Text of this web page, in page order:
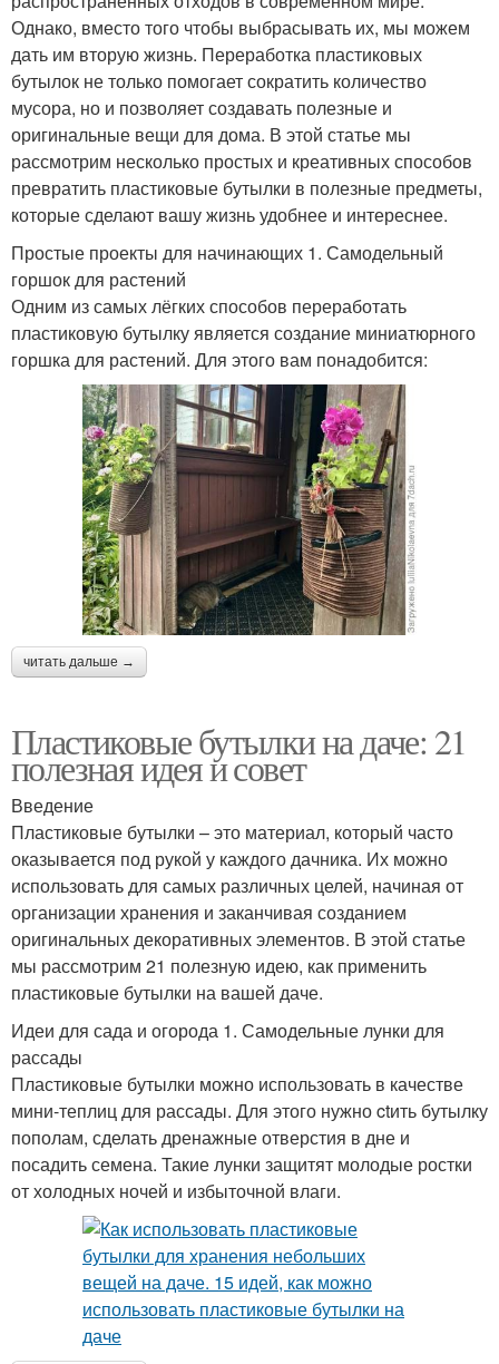
Однако, вместо того чтобы выбрасывать их, мы можем
дать им вторую жизнь. Переработка пластиковых
бутылок не только помогает сократить количество
мусора, но и позволяет создавать полезные и
оригинальные вещи для дома. В этой статье мы
рассмотрим несколько простых и креативных способов
превратить пластиковые бутылки в полезные предметы,
которые сделают вашу жизнь удобнее и интереснее.
Простые проекты для начинающих 1. Самодельный
горшок для растений
Одним из самых лёгких способов переработать
пластиковую бутылку является создание миниатюрного
горшка для растений. Для этого вам понадобится:
читать дальше →
Пластиковые бутылки на даче: 21
полезная идея и совет
Введение
Пластиковые бутылки – это материал, который часто
оказывается под рукой у каждого дачника. Их можно
использовать для самых различных целей, начиная от
организации хранения и заканчивая созданием
оригинальных декоративных элементов. В этой статье
мы рассмотрим 21 полезную идею, как применить
пластиковые бутылки на вашей даче.
Идеи для сада и огорода 1. Самодельные лунки для
рассады
Пластиковые бутылки можно использовать в качестве
мини-теплиц для рассады. Для этого нужно ctить бутылку
пополам, сделать дренажные отверстия в дне и
посадить семена. Такие лунки защитят молодые ростки
от холодных ночей и избыточной влаги.